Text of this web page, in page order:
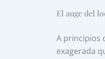
El auge del
A principios
exagerada